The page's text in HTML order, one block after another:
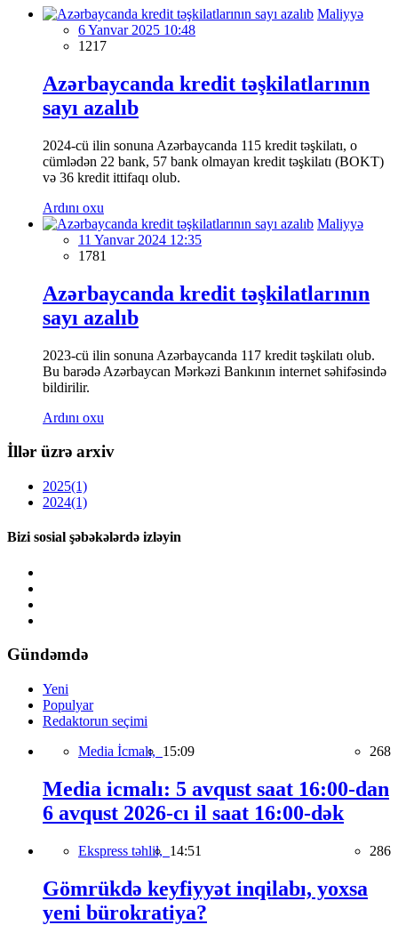
Maliyyə
6 Yanvar 2025 10:48
1217
Azərbaycanda kredit təşkilatlarının
sayı azalıb
2024-cü ilin sonuna Azərbaycanda 115 kredit təşkilatı, o
cümlədən 22 bank, 57 bank olmayan kredit təşkilatı (BOKT)
və 36 kredit ittifaqı olub.
Ardını oxu
Maliyyə
11 Yanvar 2024 12:35
1781
Azərbaycanda kredit təşkilatlarının
sayı azalıb
2023-cü ilin sonuna Azərbaycanda 117 kredit təşkilatı olub.
Bu barədə Azərbaycan Mərkəzi Bankının internet səhifəsində
bildirilir.
Ardını oxu
İllər üzrə arxiv
2025(1)
2024(1)
Bizi sosial şəbəkələrdə izləyin
Gündəmdə
Yeni
Populyar
Redaktorun seçimi
Media İcmalı, 15:09 268
Media icmalı: 5 avqust saat 16:00-dan
6 avqust 2026-cı il saat 16:00-dək
Ekspress təhlil, 14:51 286
Gömrükdə keyfiyyət inqilabı, yoxsa
yeni bürokratiya?